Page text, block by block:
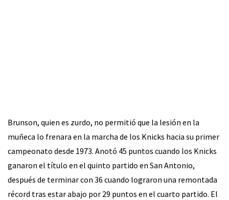
Brunson, quien es zurdo, no permitió que la lesión en la
muñeca lo frenara en la marcha de los Knicks hacia su primer
campeonato desde 1973. Anotó 45 puntos cuando los Knicks
ganaron el título en el quinto partido en San Antonio,
después de terminar con 36 cuando lograron una remontada
récord tras estar abajo por 29 puntos en el cuarto partido. El